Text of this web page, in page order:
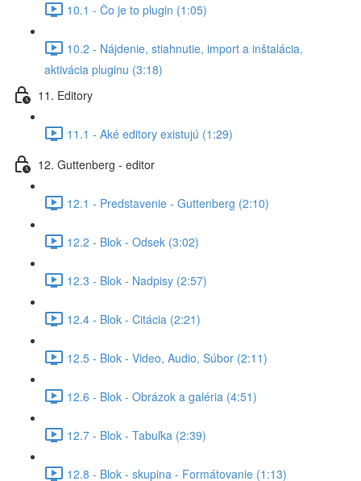
10.1 - Čo je to plugin (1:05)
10.2 - Nájdenie, stiahnutie, import a inštalácia,
aktivácia pluginu (3:18)
11. Editory
11.1 - Aké editory existujú (1:29)
12. Guttenberg - editor
12.1 - Predstavenie - Guttenberg (2:10)
12.2 - Blok - Odsek (3:02)
12.3 - Blok - Nadpisy (2:57)
12.4 - Blok - Citácia (2:21)
12.5 - Blok - Video, Audio, Súbor (2:11)
12.6 - Blok - Obrázok a galéria (4:51)
12.7 - Blok - Tabuľka (2:39)
12.8 - Blok - skupina - Formátovanie (1:13)